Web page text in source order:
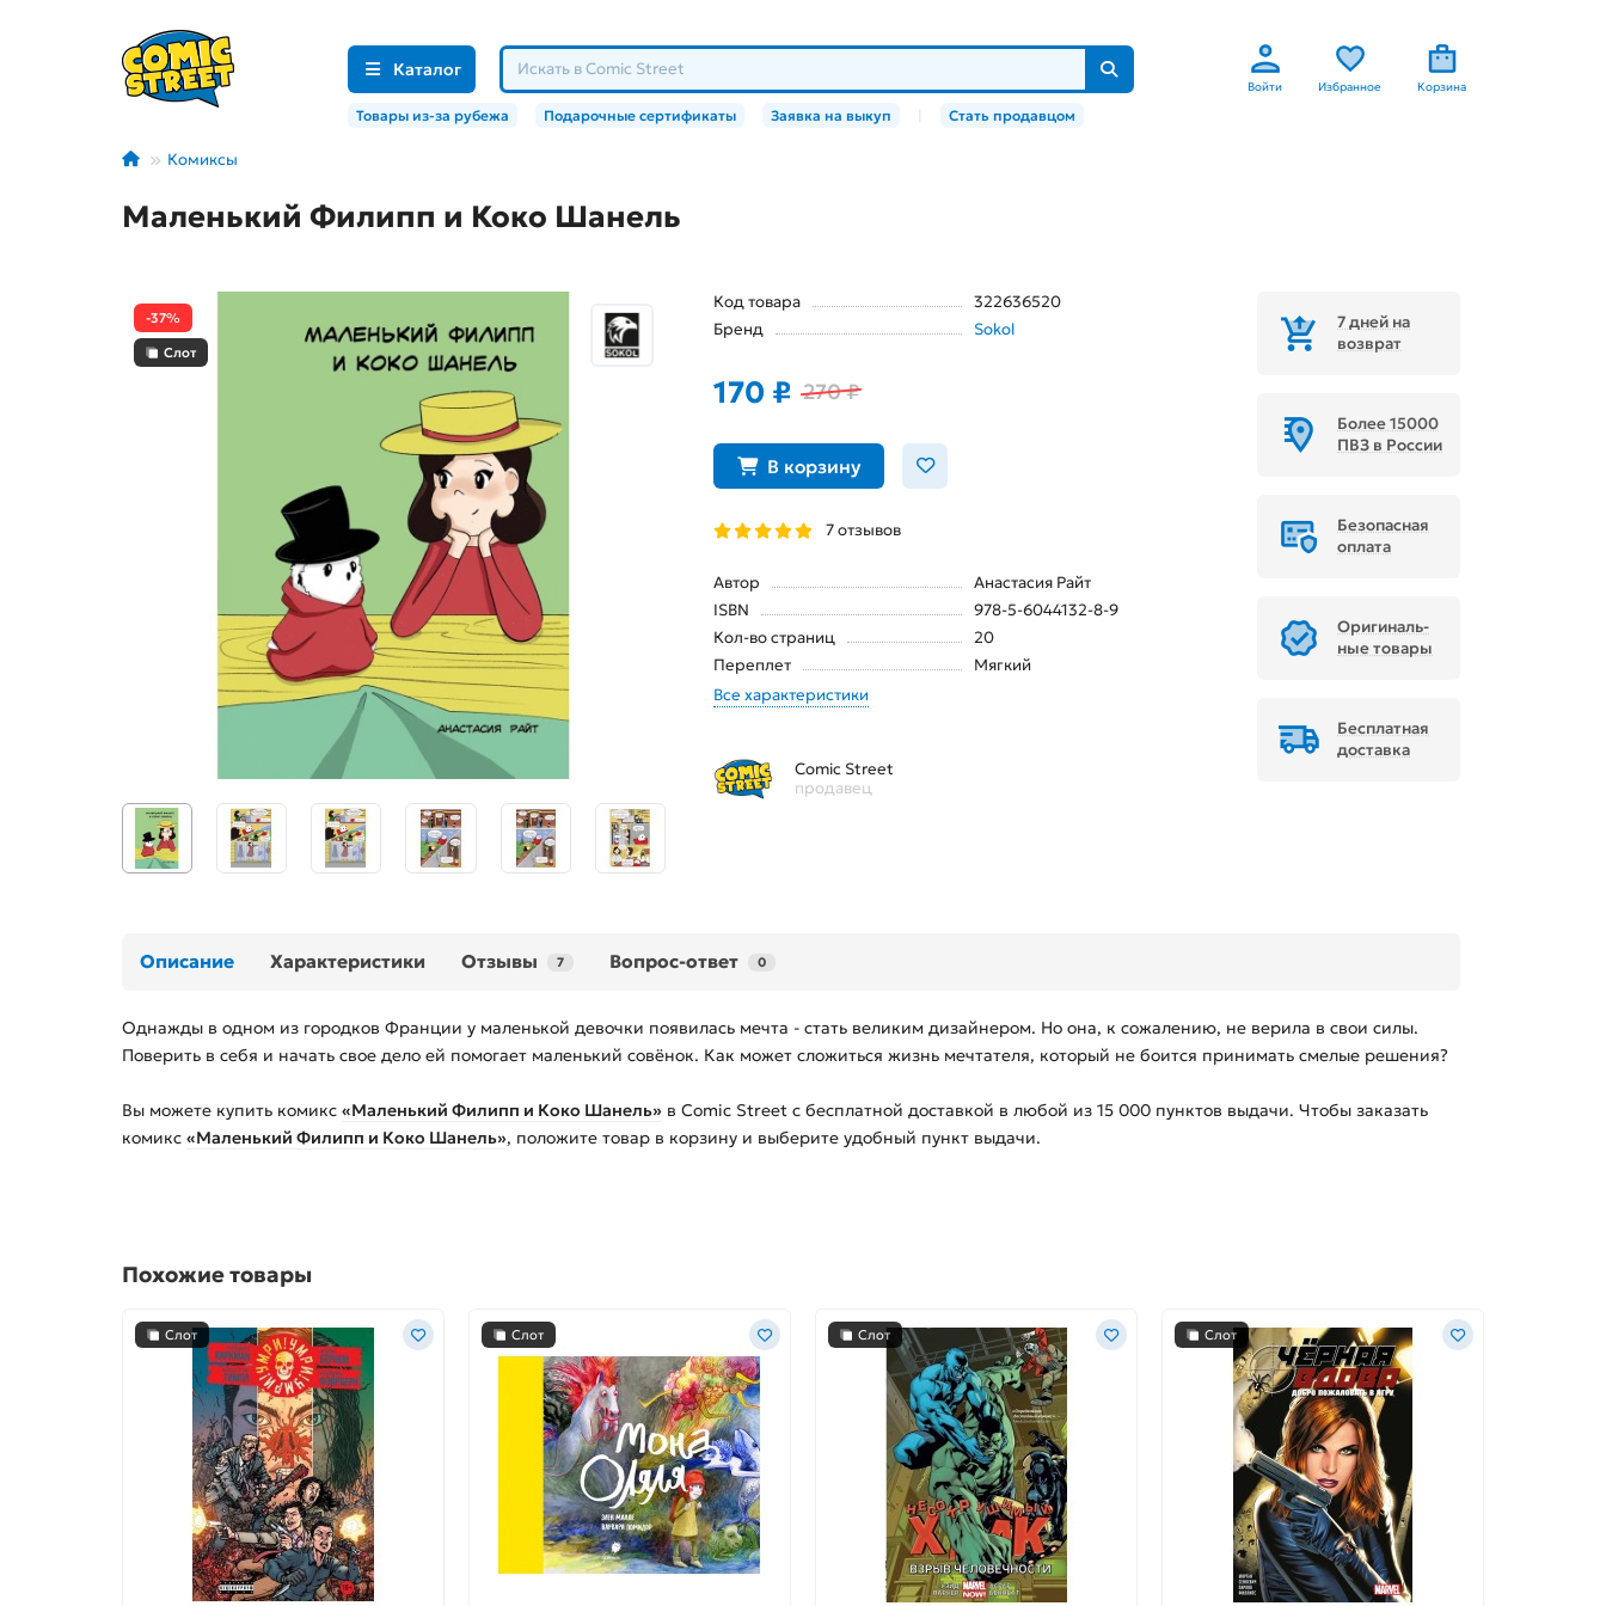
Каталог
Войти Избранное Корзина
Товары из-за рубежа Подарочные сертификаты Заявка на выкуп Стать продавцом
Комиксы
Маленький Филипп и Коко Шанель
-37%
Слот
Код товара
322636520
Бренд
Sokol
170 ₽ 270 ₽
В корзину
7 отзывов
Автор
Анастасия Райт
ISBN
978-5-6044132-8-9
Кол-во страниц
20
Переплет
Мягкий
Все характеристики
Comic Street
продавец
7 дней на
возврат
Более 15000
ПВЗ в России
Безопасная
оплата
Ори­ги­наль­
ные товары
Бесплатная
доставка
Описание Характеристики Отзывы 7 Вопрос-ответ 0
Однажды в одном из городков Франции у маленькой девочки появилась мечта - стать великим дизайнером. Но она, к сожалению, не верила в свои силы.
Поверить в себя и начать свое дело ей помогает маленький совёнок. Как может сложиться жизнь мечтателя, который не боится принимать смелые решения?
Вы можете купить комикс «Маленький Филипп и Коко Шанель» в Comic Street с бесплатной доставкой в любой из 15 000 пунктов выдачи. Чтобы заказать
комикс «Маленький Филипп и Коко Шанель», положите товар в корзину и выберите удобный пункт выдачи.
Похожие товары
Слот Слот Слот Слот